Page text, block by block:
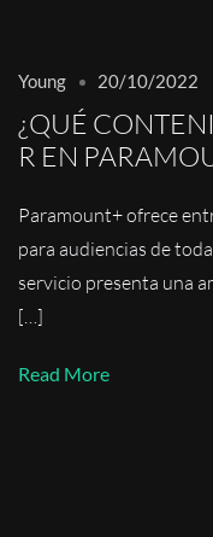
Young 20/10/2022
¿QUÉ
R EN
Paramount+ ofrece
para audiencias de
servicio presenta una
[…]
Read More